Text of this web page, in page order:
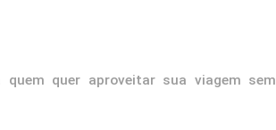
quem quer aproveitar sua viagem sem